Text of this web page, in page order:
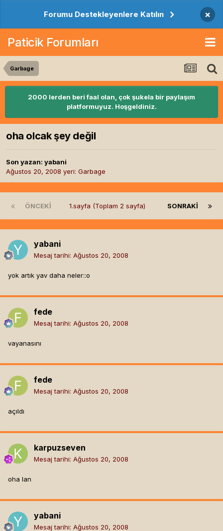
Forumu Destekleyenlere Katılın ×
Paticik Forumları
Garbage
2000 lerden beri faal olan, çok şukela bir paylaşım
platformuyuz. Hoşgeldiniz.
oha olcak şey değil
Son yazan: yabani
Ağustos 20, 2008 yeri: Garbage
ÖNCEKI SONRAKI
1.sayfa (Toplam 2 sayfa)
yabani
Mesaj tarihi: Ağustos 20, 2008
yok artık yav daha neler::o
fede
Mesaj tarihi: Ağustos 20, 2008
vayanasını
fede
Mesaj tarihi: Ağustos 20, 2008
açıldı
karpuzseven
Mesaj tarihi: Ağustos 20, 2008
oha lan
yabani
Mesaj tarihi: Ağustos 20, 2008